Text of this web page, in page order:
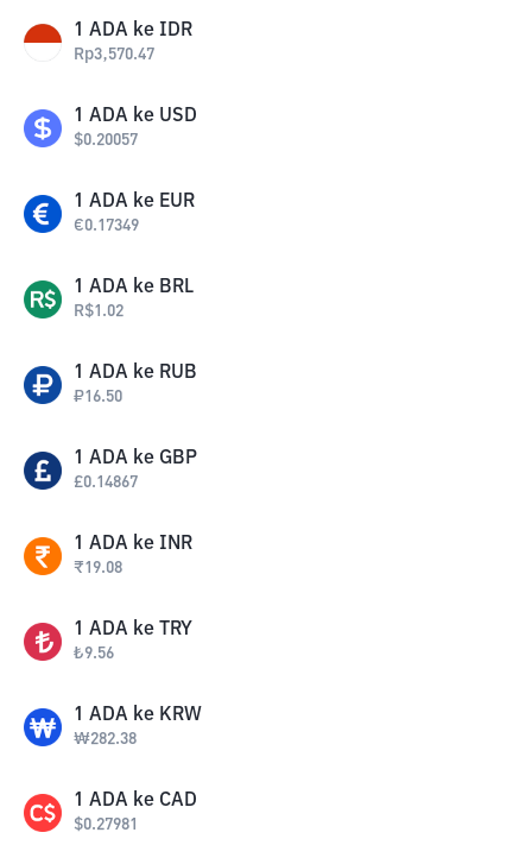
1 ADA ke IDR
Rp3,570.47
1 ADA ke USD
$0.20057
1 ADA ke EUR
€0.17349
1 ADA ke BRL
R$1.02
1 ADA ke RUB
₽16.50
1 ADA ke GBP
£0.14867
1 ADA ke INR
₹19.08
1 ADA ke TRY
₺9.56
1 ADA ke KRW
₩282.38
1 ADA ke CAD
$0.27981